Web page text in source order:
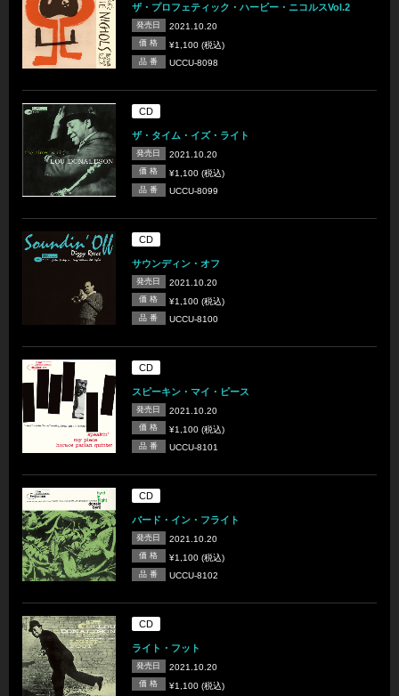
ザ・プロフェティック・ハービー・ニコルスVol.2
発売日 2021.10.20
価 格 ¥1,100 (税込)
品 番 UCCU-8098
CD
ザ・タイム・イズ・ライト
発売日 2021.10.20
価 格 ¥1,100 (税込)
品 番 UCCU-8099
CD
サウンディン・オフ
発売日 2021.10.20
価 格 ¥1,100 (税込)
品 番 UCCU-8100
CD
スピーキン・マイ・ピース
発売日 2021.10.20
価 格 ¥1,100 (税込)
品 番 UCCU-8101
CD
バード・イン・フライト
発売日 2021.10.20
価 格 ¥1,100 (税込)
品 番 UCCU-8102
CD
ライト・フット
発売日 2021.10.20
価 格 ¥1,100 (税込)